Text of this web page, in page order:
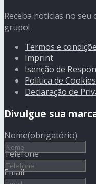
Receba notícias no
grupo!
Termos e
Imprint
Isenção de
Política de Cookies
Declaração de
Divulgue sua
Nome(obrigatório)
Telefone
Email